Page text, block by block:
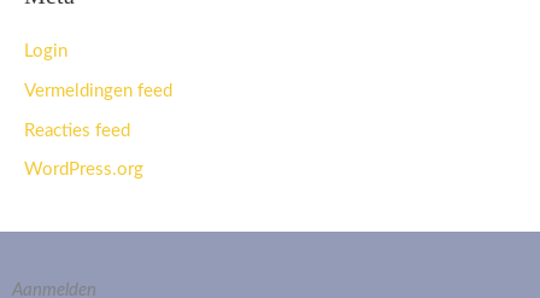
Login
Vermeldingen feed
Reacties feed
WordPress.org
Aanmelden